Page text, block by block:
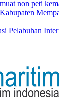
Pelabuhan